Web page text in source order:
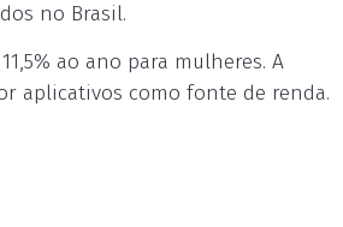
no Brasil.
ao ano para mulheres. A
aplicativos como fonte de renda.